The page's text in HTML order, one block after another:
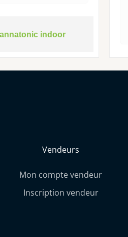
indoor
Vendeurs
Mon compte vendeur
Inscription vendeur